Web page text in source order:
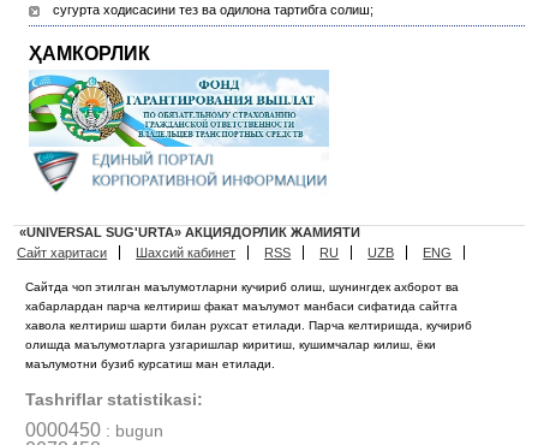
сугурта ходисасини тез ва одилона тартибга солиш;
ҲАМКОРЛИК
«UNIVERSAL SUG'URTA» АКЦИЯДОРЛИК ЖАМИЯТИ
Сайт харитаси
Шахсий кабинет RSS RU UZB ENG
Сайтда чоп этилган маълумотларни кучириб олиш, шунингдек ахборот ва
хабарлардан парча келтириш факат маълумот манбаси сифатида сайтга
хавола келтириш шарти билан рухсат етилади. Парча келтиришда, кучириб
олишда маълумотларга узгаришлар киритиш, кушимчалар килиш, ёки
маълумотни бузиб курсатиш ман етилади.
Tashriflar statistikasi:
0000450: bugun